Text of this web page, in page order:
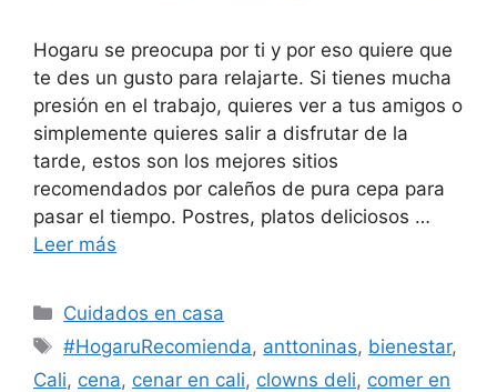
Hogaru se preocupa por ti y por eso quiere que
te des un gusto para relajarte. Si tienes mucha
presión en el trabajo, quieres ver a tus amigos o
simplemente quieres salir a disfrutar de la
tarde, estos son los mejores sitios
recomendados por caleños de pura cepa para
pasar el tiempo. Postres, platos deliciosos …
Leer más
Categorías
Cuidados en casa
Etiquetas
#HogaruRecomienda, anttoninas, bienestar,
Cali, cena, cenar en cali, clowns deli, comer en